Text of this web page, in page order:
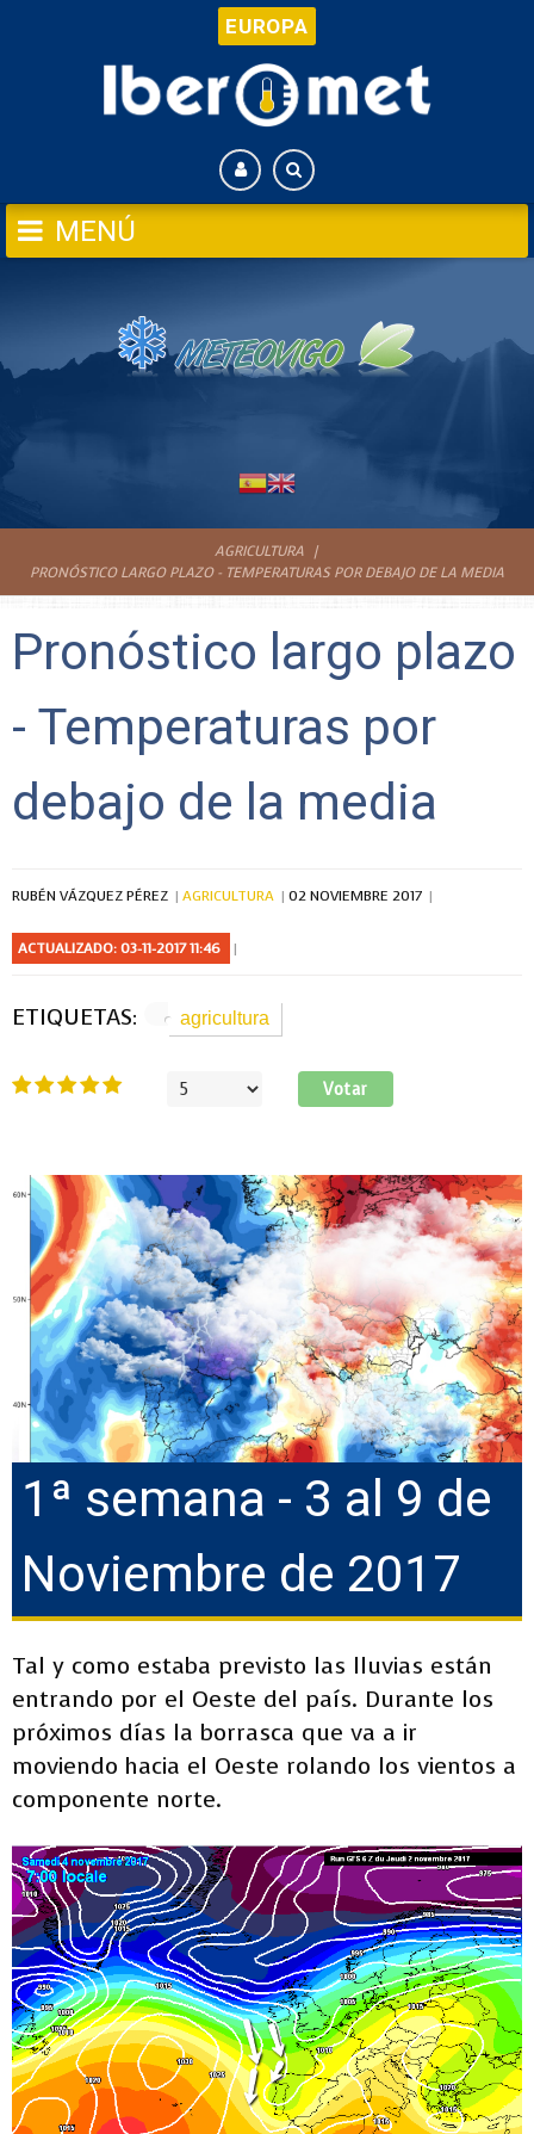
EUROPA
AGRICULTURA
PRONÓSTICO LARGO PLAZO - TEMPERATURAS POR DEBAJO DE LA MEDIA
Pronóstico largo plazo
- Temperaturas por
debajo de la media
RUBÉN VÁZQUEZ PÉREZ AGRICULTURA 02 NOVIEMBRE 2017
ACTUALIZADO: 03-11-2017 11:46
ETIQUETAS: agricultura
Ratio:5/5
Por
1ª semana - 3 al 9 de
Noviembre de 2017
Tal y como estaba previsto las lluvias están
entrando por el Oeste del país. Durante los
próximos días la borrasca que va a ir
moviendo hacia el Oeste rolando los vientos a
componente norte.